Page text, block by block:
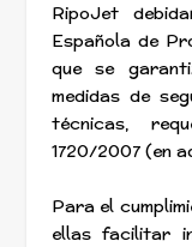
RipoJet
Española de
que se
medidas de
técnicas,
1720/2007 (en
Para el
ellas facilitar